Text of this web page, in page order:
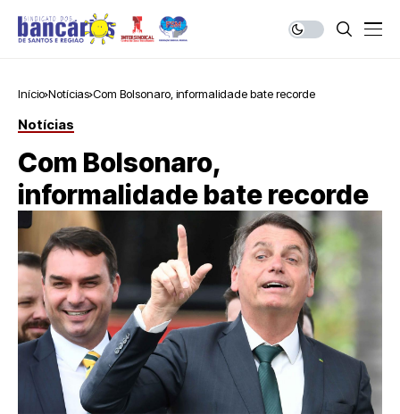
Início Notícias Com Bolsonaro, informalidade bate recorde
Notícias
Com Bolsonaro,
informalidade bate recorde